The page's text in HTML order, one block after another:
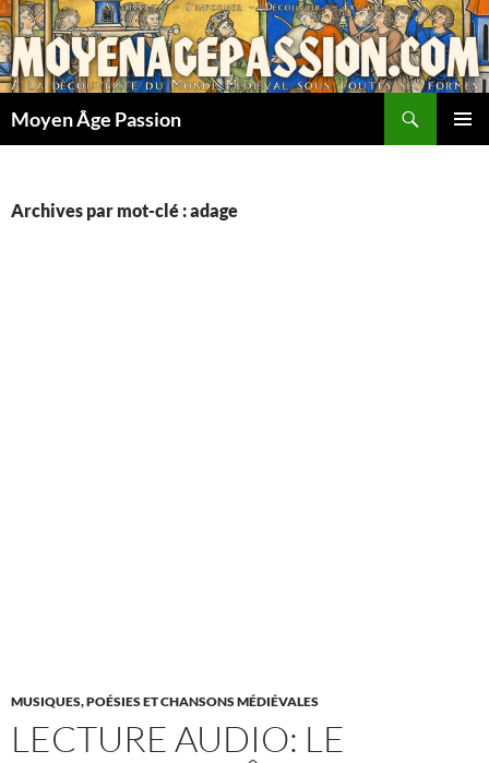
Aller
au
contenu
Moyen Âge Passion
Archives par mot-clé : adage
MUSIQUES, POÉSIES ET CHANSONS MÉDIÉVALES
LECTURE AUDIO: LE